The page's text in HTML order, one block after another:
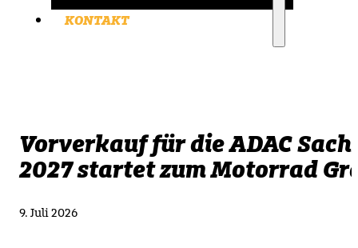
KONTAKT
Vorverkauf für die ADAC
2027 startet zum Motorrad
9. Juli 2026